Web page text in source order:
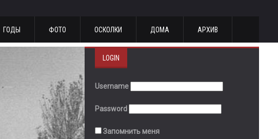
ГОДЫ ФОТО ОСКОЛКИ ДОМА АРХИВ
LOGIN
Username
Password
Запомнить меня